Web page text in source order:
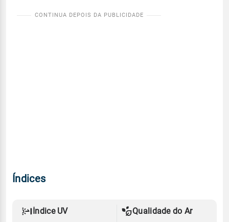
Índices
Índice UV Qualidade do Ar